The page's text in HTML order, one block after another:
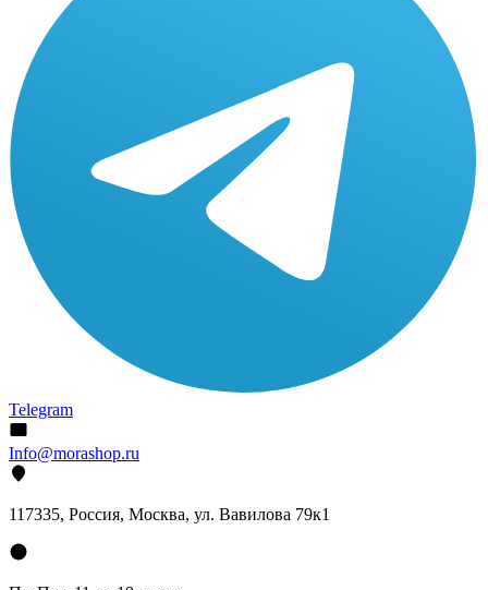
Telegram
Info@morashop.ru
117335, Россия, Москва, ул. Вавилова 79к1